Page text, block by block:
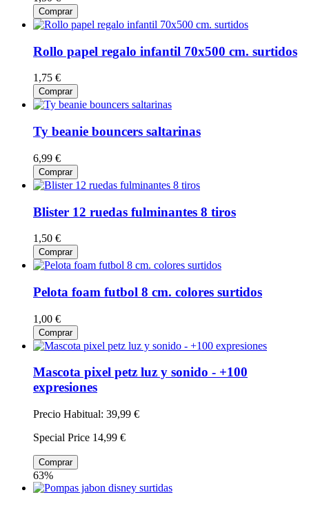
Comprar
Rollo papel regalo infantil 70x500 cm. surtidos
1,75 €
Comprar
Ty beanie bouncers saltarinas
6,99 €
Comprar
Blister 12 ruedas fulminantes 8 tiros
1,50 €
Comprar
Pelota foam futbol 8 cm. colores surtidos
1,00 €
Comprar
Mascota pixel petz luz y sonido - +100
expresiones
Precio Habitual: 39,99 €
Special Price 14,99 €
Comprar
63%